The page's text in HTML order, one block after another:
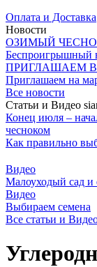
Оплата и Доставка
Новости
ОЗИМЫЙ
Беспроигрышный
ПРИГЛАШАЕМ
Приглашаем на
Все новости
Статьи и Видео
Конец июля –
чесноком
Как правильно
Видео
Малоуходый сад и
Видео
Выбираем семена
Все cтатьи и